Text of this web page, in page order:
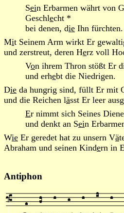
Sein Erbarmen währt von
Geschlecht *
bei denen, die Ihn
Mit Seinem Arm wirkt Er
und zerstreut, deren Herz voll
Von ihrem Thron stößt Er
und erhebt die Niedrigen.
Die da hungrig sind, füllt Er mit
und die Reichen lässt Er leer
Er nimmt sich Seines
und denkt an Sein
Wie Er geredet hat zu unsern Vä
Abraham und seinen Kindern in
Antiphon